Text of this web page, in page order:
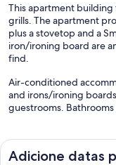
This apartment
grills. The apartment
plus a stovetop and a
iron/ironing board are
find.
Air-conditioned
and irons/ironing
guestrooms.
Adicione datas